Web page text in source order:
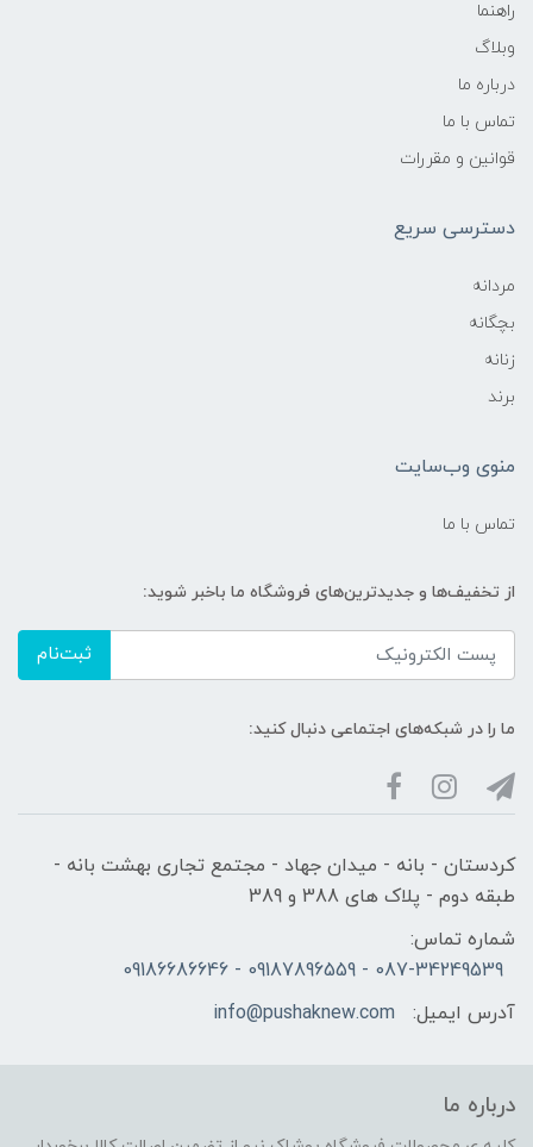
راهنما
وبلاگ
درباره ما
تماس با ما
قوانین و مقررات
دسترسی سریع
مردانه
بچگانه
زنانه
برند
منوی وب‌سایت
تماس با ما
از تخفیف‌ها و جدیدترین‌های فروشگاه ما باخبر شوید:
ثبت‌نام
ما را در شبکه‌های اجتماعی دنبال کنید:
کردستان - بانه - میدان جهاد - مجتمع تجاری بهشت بانه -
طبقه دوم - پلاک های 388 و 389
شماره تماس:
087-34249539 - 09187896559 - 09186686646
آدرس ایمیل:
info@pushaknew.com
درباره ما